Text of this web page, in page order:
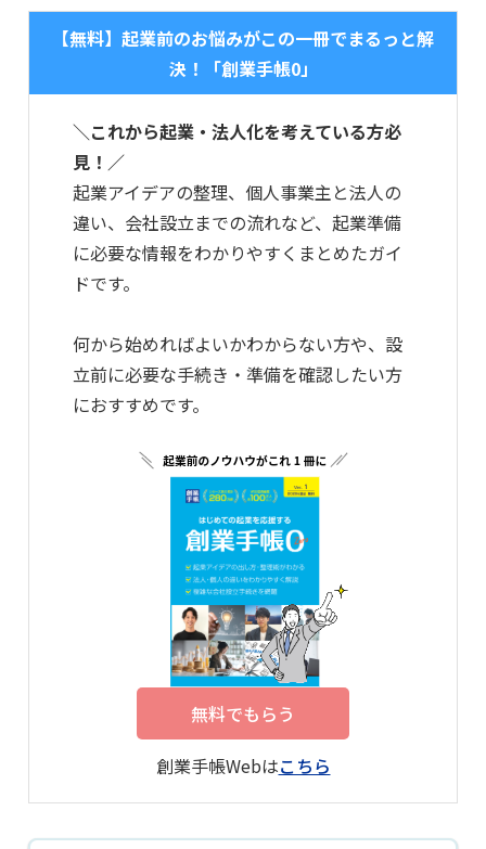
【無料】起業前のお悩みがこの一冊でまるっと解
決！「創業手帳0」
＼これから起業・法人化を考えている方必
見！／
起業アイデアの整理、個人事業主と法人の
違い、会社設立までの流れなど、起業準備
に必要な情報をわかりやすくまとめたガイ
ドです。
何から始めればよいかわからない方や、設
立前に必要な手続き・準備を確認したい方
におすすめです。
無料でもらう
創業手帳Webはこちら